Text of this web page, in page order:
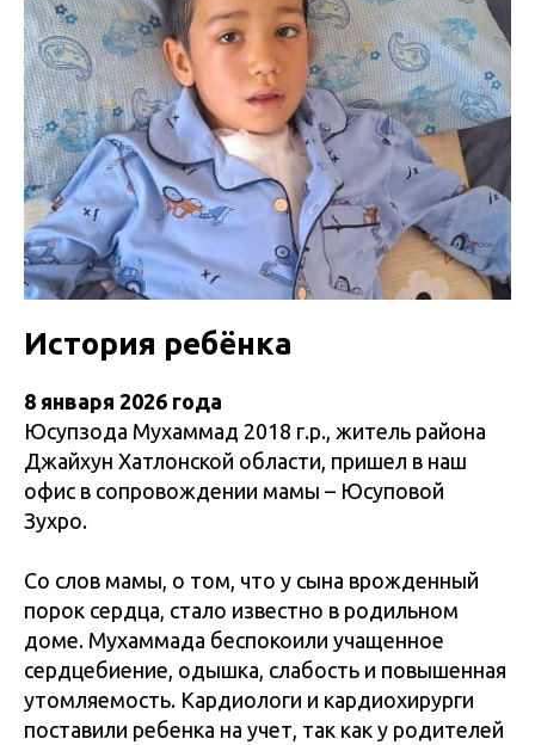
История ребёнка
8 января 2026 года
Юсупзода Мухаммад 2018 г.р., житель района
Джайхун Хатлонской области, пришел в наш
офис в сопровождении мамы – Юсуповой
Зухро.
Со слов мамы, о том, что у сына врожденный
порок сердца, стало известно в родильном
доме. Мухаммада беспокоили учащенное
сердцебиение, одышка, слабость и повышенная
утомляемость. Кардиологи и кардиохирурги
поставили ребенка на учет, так как у родителей